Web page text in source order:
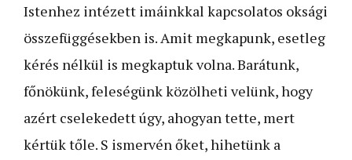
Istenhez intézett imáinkkal kapcsolatos oksági
összefüggésekben is. Amit megkapunk, esetleg
kérés nélkül is megkaptuk volna. Barátunk,
főnökünk, feleségünk közölheti velünk, hogy
azért cselekedett úgy, ahogyan tette, mert
kértük tőle. S ismervén őket, hihetünk a